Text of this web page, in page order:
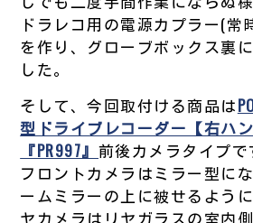
ドラレコ用の電源カプラー(常
を作り、グローブボックス裏
した。
そして、今回取付ける商品は
型ドライブレコーダー【右ハ
『PR997』 前後カメラタイプで
フロントカメラはミラー型に
ームミラーの上に被せるよう
ヤカメラはリヤガラスの室内